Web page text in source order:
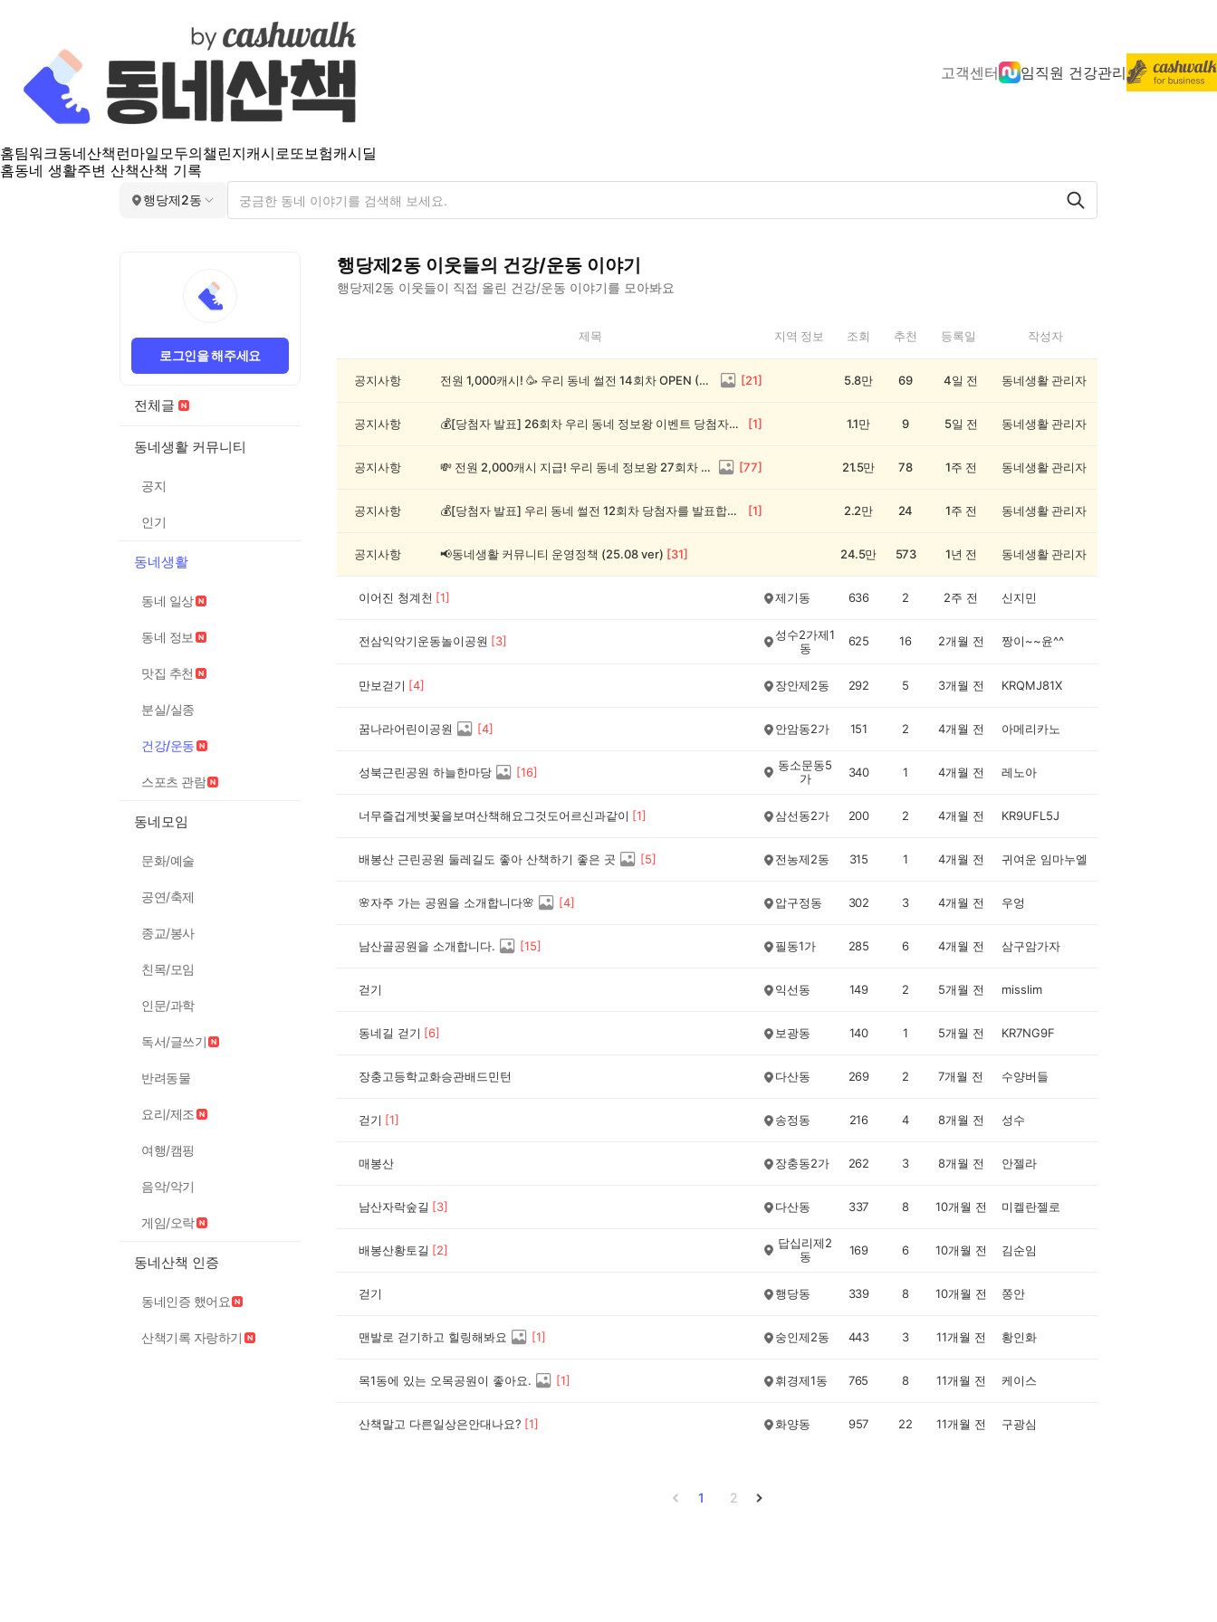
고객센터 임직원 건강관리
홈팀워크동네산책 런마일모두의챌린지캐시로또보험캐시딜
홈동네 생활주변 산책산책 기록
행당제2동
로그인을 해주세요
전체글
동네생활 커뮤니티
공지
인기
동네생활
동네 일상
동네 정보
맛집 추천
분실/실종
건강/운동
스포츠 관람
동네모임
문화/예술
공연/축제
종교/봉사
친목/모임
인문/과학
독서/글쓰기
반려동물
요리/제조
여행/캠핑
음악/악기
게임/오락
동네산책 인증
동네인증 했어요
산책기록 자랑하기
행당제2동 이웃들의 건강/운동 이야기
행당제2동 이웃들이 직접 올린 건강/운동 이야기를 모아봐요
제
강/
제목 지역 정보 조회 추천 등록일 작성자
공지사항 전원 1,000캐시! 🥳 우리 동네 썰전 14회차 OPEN (~8/17) [21] 5.8만 69 4일 전 동네생활 관리자
공지사항 💰[당첨자 발표] 26회차 우리 동네 정보왕 이벤트 당첨자를 발표합니다! [1] 1.1만 9 5일 전 동네생활 관리자
공지사항 💸 전원 2,000캐시 지급! 우리 동네 정보왕 27회차 (~8/10) [77] 21.5만 78 1주 전 동네생활 관리자
공지사항 💰[당첨자 발표] 우리 동네 썰전 12회차 당첨자를 발표합니다! [1] 2.2만 24 1주 전 동네생활 관리자
공지사항 📢동네생활 커뮤니티 운영정책 (25.08 ver) [31] 24.5만 573 1년 전 동네생활 관리자
이어진 청계천 [1] 제기동 636 2 2주 전 신지민
전삼익악기운동놀이공원 [3]
성수2가제1
동
625 16 2개월 전 짱이~~윤^^
만보걷기 [4] 장안제2동 292 5 3개월 전 KRQMJ81X
꿈나라어린이공원 [4] 안암동2가 151 2 4개월 전 아메리카노
성북근린공원 하늘한마당 [16]
동소문동5
가
340 1 4개월 전 레노아
너무즐겁게벗꽃을보며산책해요그것도어르신과같이 [1] 삼선동2가 200 2 4개월 전 KR9UFL5J
배봉산 근린공원 둘레길도 좋아 산책하기 좋은 곳 [5] 전농제2동 315 1 4개월 전 귀여운 임마누엘
🌸자주 가는 공원을 소개합니다🌸 [4] 압구정동 302 3 4개월 전 우엉
남산골공원을 소개합니다. [15] 필동1가 285 6 4개월 전 삼구암가자
걷기 익선동 149 2 5개월 전 misslim
동네길 걷기 [6] 보광동 140 1 5개월 전 KR7NG9F
장충고등학교화승관배드민턴 다산동 269 2 7개월 전 수양버들
걷기 [1] 송정동 216 4 8개월 전 성수
매봉산 장충동2가 262 3 8개월 전 안젤라
남산자락숲길 [3] 다산동 337 8 10개월 전 미켈란젤로
배봉산황토길 [2]
답십리제2
동
169 6 10개월 전 김순임
걷기 행당동 339 8 10개월 전 쫑안
맨발로 걷기하고 힐링해봐요 [1] 숭인제2동 443 3 11개월 전 황인화
목1동에 있는 오목공원이 좋아요. [1] 휘경제1동 765 8 11개월 전 케이스
산책말고 다른일상은안대나요? [1] 화양동 957 22 11개월 전 구광심
1 2